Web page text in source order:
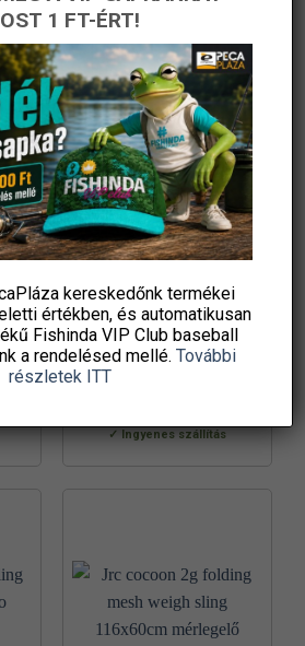
Prologic inspire pro-tect
unhooking mat 95x52cm
zöld horogszabadító
matrac
49 850Ft
Sneci.hu
Ingyenes szállítás
1 FT-ÉRT!
kereskedőnk termékei
értékben, és automatikusan
Fishinda VIP Club baseball
a rendelésed mellé. További
részletek ITT